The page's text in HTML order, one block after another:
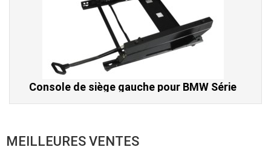
Console de siège gauche pour BMW Série
3 E46 (hors Cabriolet et CSL) et BMW X3
E83 (2004-2010)
MEILLEURES VENTES